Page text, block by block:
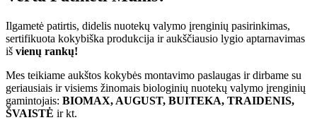
Ilgametė patirtis, didelis nuotekų valymo įrenginių pasirinkimas,
sertifikuota kokybiška produkcija ir aukščiausio lygio aptarnavimas
iš vienų rankų!
Mes teikiame aukštos kokybės montavimo paslaugas ir dirbame su
geriausiais ir visiems žinomais biologinių nuotekų valymo įrenginių
gamintojais: BIOMAX, AUGUST, BUITEKA, TRAIDENIS,
ŠVAISTĖ ir kt.